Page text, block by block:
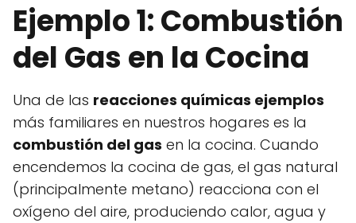
Ejemplo 1: Combustión
del Gas en la Cocina
Una de las reacciones químicas ejemplos
más familiares en nuestros hogares es la
combustión del gas en la cocina. Cuando
encendemos la cocina de gas, el gas natural
(principalmente metano) reacciona con el
oxígeno del aire, produciendo calor, agua y